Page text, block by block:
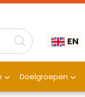
EN
Doelgroepen